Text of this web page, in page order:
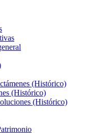
(Histórico)
(Histórico)
(Histórico)